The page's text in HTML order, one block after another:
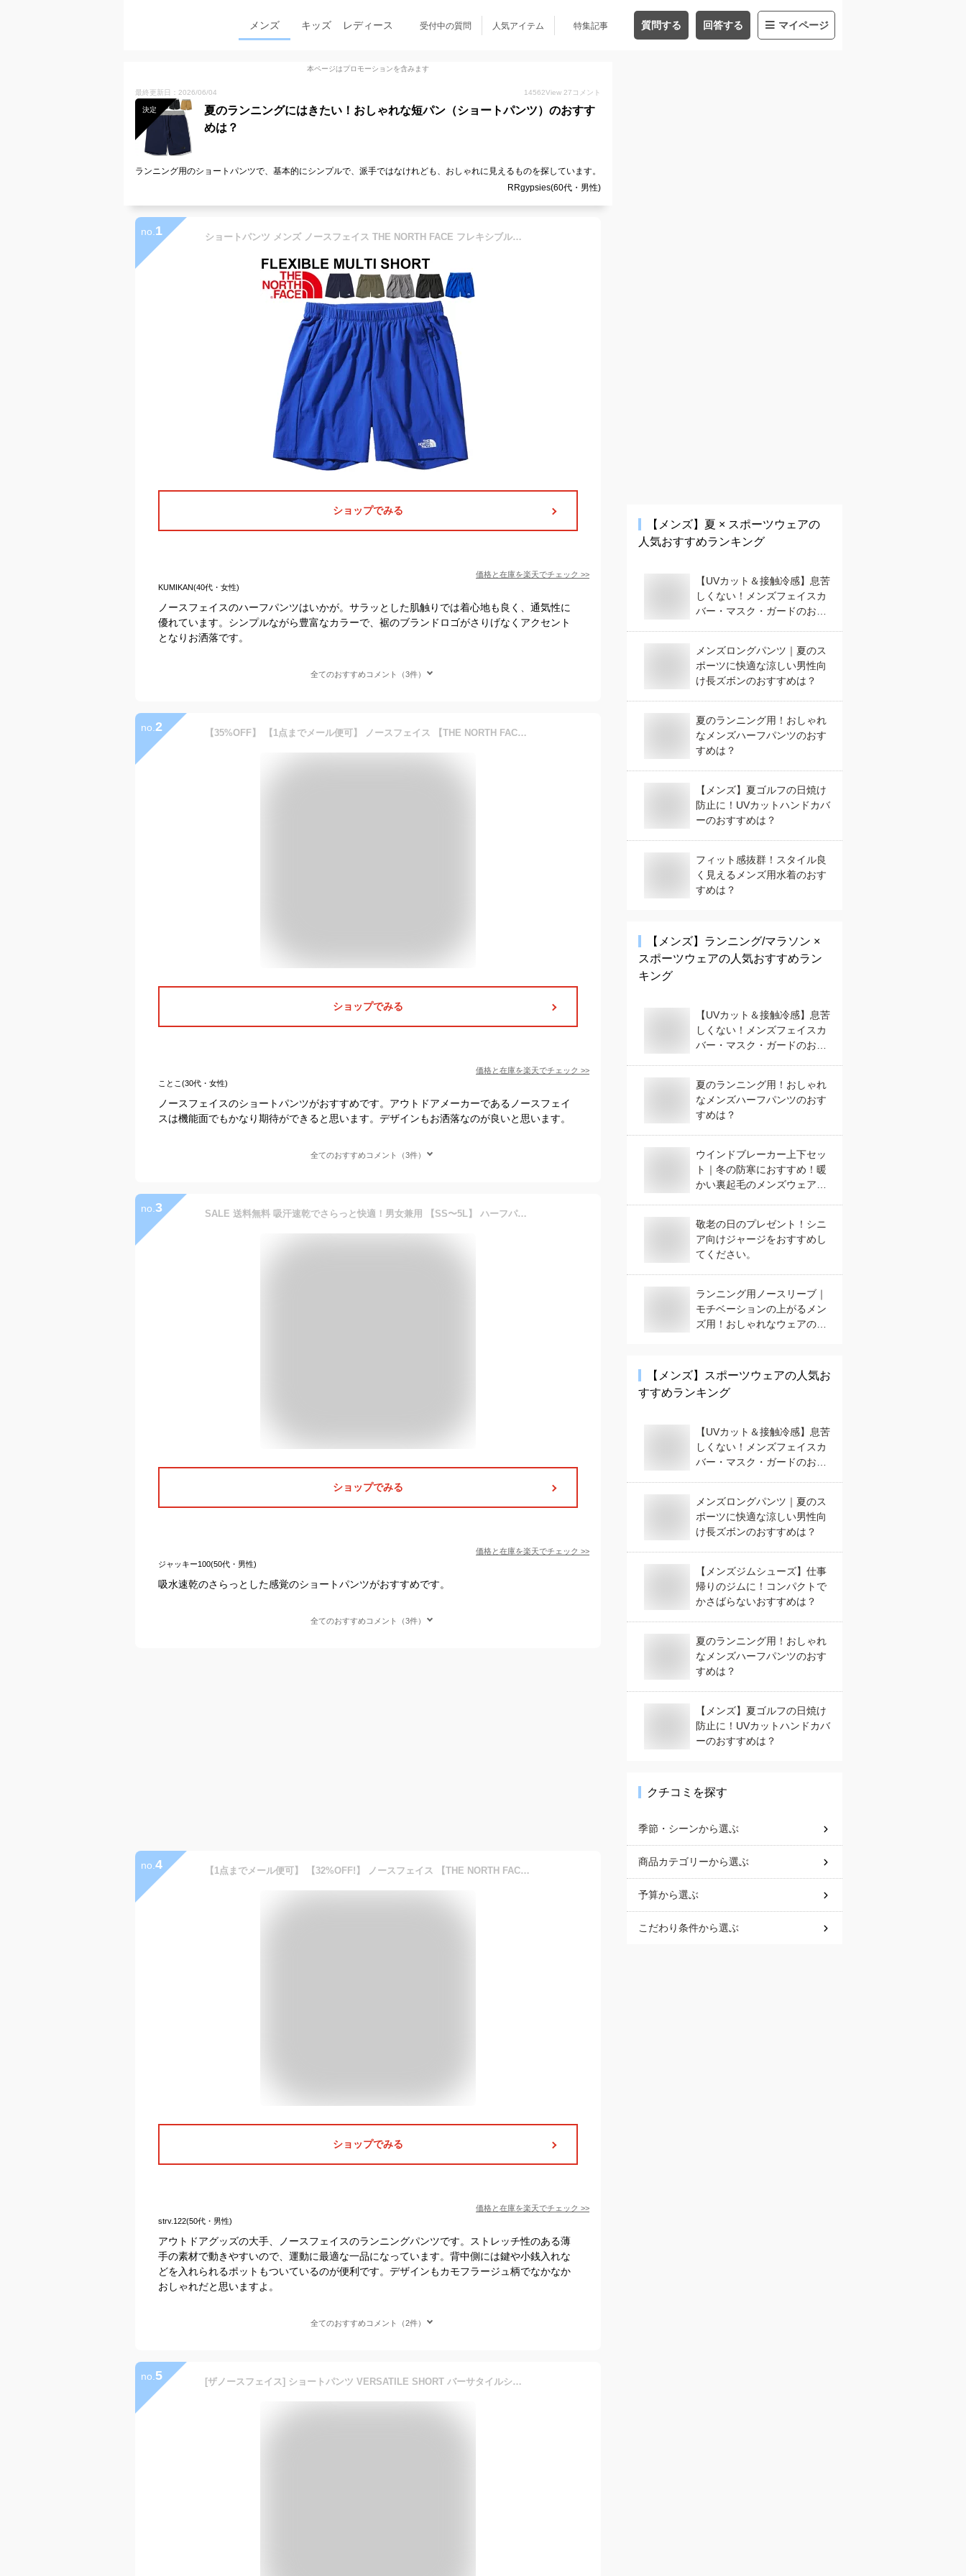
メンズ キッズ レディース 受付中の質問 人気アイテム 特集記事 質問する 回答する マイページ
本ページはプロモーションを含みます
最終更新日：2026/06/04 14562View 27 コメント
決定
夏のランニングにはきたい！おしゃれな短パン（ショートパンツ）のおすす
めは？
ランニング用のショートパンツで、基本的にシンプルで、派手ではなけれども、おしゃれに見えるものを探しています。
RRgypsies(60代・男性)
no. 1 ショートパンツ メンズ ノースフェイス THE NORTH FACE フレキシブルマルチショーツ/ランニング ジム スポーツウェア 男性用 ボトムス アウトドア 自宅トレーニング 短パン/NB42081
ショップでみる
価格と在庫を楽天でチェック >>
KUMIKAN(40代・女性)
ノースフェイスのハーフパンツはいかが。サラッとした肌触りでは着心地も良く、通気性に
優れています。シンプルながら豊富なカラーで、裾のブランドロゴがさりげなくアクセント
となりお洒落です。
全てのおすすめコメント（3件）
no. 2 【35%OFF】 【1点までメール便可】 ノースフェイス 【THE NORTH FACE】 メンズ ノベルティーフライウェイト3ポケットショーツ NB42071 VK (男性用/ランパン/ショートパンツ/短パン/ハーフパンツ/ハーパン/ランニング/ロードラン/マラソン)
ショップでみる
価格と在庫を楽天でチェック >>
ことこ(30代・女性)
ノースフェイスのショートパンツがおすすめです。アウトドアメーカーであるノースフェイ
スは機能面でもかなり期待ができると思います。デザインもお洒落なのが良いと思います。
全てのおすすめコメント（3件）
no. 3 SALE 送料無料 吸汗速乾でさらっと快適！男女兼用 【SS〜5L】 ハーフパンツ メンズ レディース 大きいサイズ 4.4オンス ドライ UVケア ショートパンツ ユニセックス ボトムス 短パン 無地 部屋着 スポーツ ランニング スポーツ ジム メール便
ショップでみる
価格と在庫を楽天でチェック >>
ジャッキー100(50代・男性)
吸水速乾のさらっとした感覚のショートパンツがおすすめです。
全てのおすすめコメント（3件）
no. 4 【1点までメール便可】 【32%OFF!】 ノースフェイス 【THE NORTH FACE】 メンズ ノベルティーフライウェイト3ポケットショーツ NB42071 SK 2021春夏 (男性用/ランパン/ショートパンツ/短パン/ハーフパンツ/ランニング/マラソン)
ショップでみる
価格と在庫を楽天でチェック >>
strv.122(50代・男性)
アウトドアグッズの大手、ノースフェイスのランニングパンツです。ストレッチ性のある薄
手の素材で動きやすいので、運動に最適な一品になっています。背中側には鍵や小銭入れな
どを入れられるポットもついているのが便利です。デザインもカモフラージュ柄でなかなか
おしゃれだと思いますよ。
全てのおすすめコメント（2件）
no. 5 [ザノースフェイス] ショートパンツ VERSATILE SHORT バーサタイルショーツ メンズ NB42051 ブラック L
【メンズ】 夏 × スポーツウェアの
人気おすすめランキング
【UVカット＆接触冷感】息苦
しくない！メンズフェイスカ
バー・マスク・ガードのおす
メンズロングパンツ｜夏のス
ポーツに快適な涼しい男性向
け長ズボンのおすすめは？
夏のランニング用！おしゃれ
なメンズハーフパンツのおす
すめは？
【メンズ】夏ゴルフの日焼け
防止に！UVカットハンドカバ
ーのおすすめは？
フィット感抜群！スタイル良
く見えるメンズ用水着のおす
すめは？
【メンズ】 ランニング/マラソン ×
スポーツウェアの人気おすすめラン
キング
【UVカット＆接触冷感】息苦
しくない！メンズフェイスカ
バー・マスク・ガードのおす
夏のランニング用！おしゃれ
なメンズハーフパンツのおす
すめは？
ウインドブレーカー上下セッ
ト｜冬の防寒におすすめ！暖
かい裏起毛のメンズウェア
敬老の日のプレゼント！シニ
ア向けジャージをおすすめし
てください。
ランニング用ノースリーブ｜
モチベーションの上がるメン
ズ用！おしゃれなウェアのお
【メンズ】 スポーツウェアの人気お
すすめランキング
【UVカット＆接触冷感】息苦
しくない！メンズフェイスカ
バー・マスク・ガードのおす
メンズロングパンツ｜夏のス
ポーツに快適な涼しい男性向
け長ズボンのおすすめは？
【メンズジムシューズ】仕事
帰りのジムに！コンパクトで
かさばらないおすすめは？
夏のランニング用！おしゃれ
なメンズハーフパンツのおす
すめは？
【メンズ】夏ゴルフの日焼け
防止に！UVカットハンドカバ
ーのおすすめは？
クチコミを探す
季節・シーンから選ぶ
商品カテゴリーから選ぶ
予算から選ぶ
こだわり条件から選ぶ